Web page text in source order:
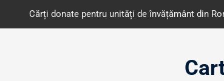
Cărți donate pentru unități de învățământ din România